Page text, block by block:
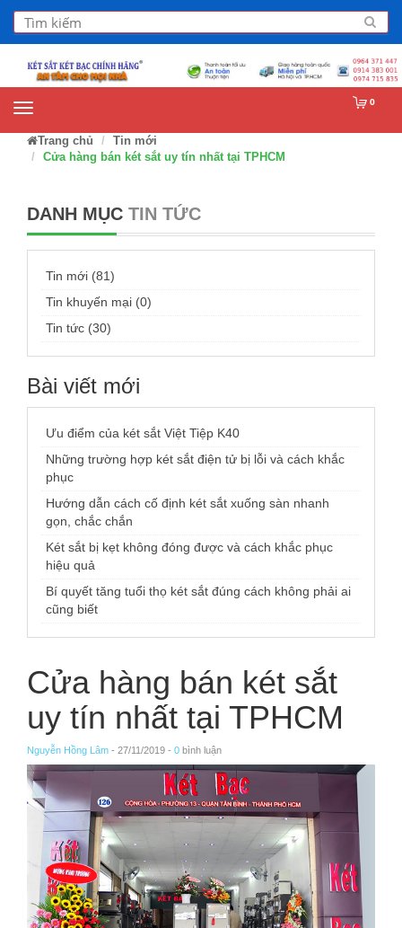
0
Trang chủ
Tin mới
Cửa hàng bán két sắt uy tín nhất tại TPHCM
DANH MỤC TIN TỨC
Tin mới (81)
Tin khuyến mại (0)
Tin tức (30)
Bài viết mới
Ưu điểm của két sắt Việt Tiệp K40
Những trường hợp két sắt điện tử bị lỗi và cách khắc
phục
Hướng dẫn cách cố định két sắt xuống sàn nhanh
gọn, chắc chắn
Két sắt bị kẹt không đóng được và cách khắc phục
hiệu quả
Bí quyết tăng tuổi thọ két sắt đúng cách không phải ai
cũng biết
Cửa hàng bán két sắt
uy tín nhất tại TPHCM
Nguyễn Hồng Lâm - 27/11/2019 - 0 bình luận